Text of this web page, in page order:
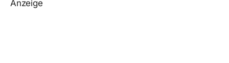
Anzeige